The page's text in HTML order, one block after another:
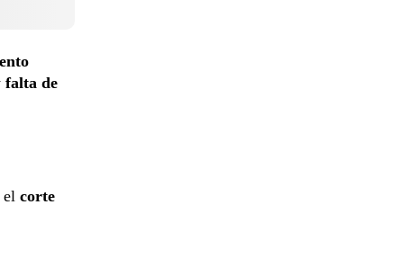
falta de
el corte